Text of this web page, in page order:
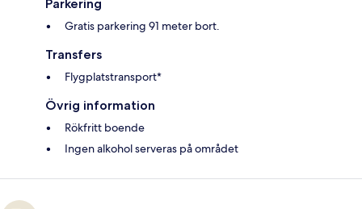
Parkering
Gratis parkering 91 meter bort.
Transfers
Flygplatstransport*
Övrig information
Rökfritt boende
Ingen alkohol serveras på området